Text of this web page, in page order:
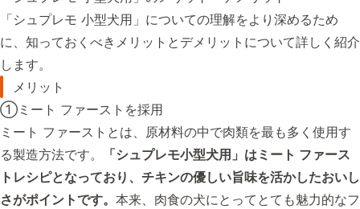
「シュプレモ 小型犬用」についての理解をより深めるため
に、知っておくべきメリットとデメリットについて詳しく紹介
します。
メリット
①ミート ファーストを採用
ミート ファーストとは、原材料の中で肉類を最も多く使用す
る製造方法です。
「シュプレモ小型犬用」はミート ファース
トレシピとなっており、チキンの優しい旨味を活かしたおいし
さがポイントです。 本来、肉食の犬にとってとても魅力的なフ